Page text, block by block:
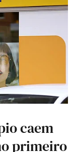
caem
primeiro